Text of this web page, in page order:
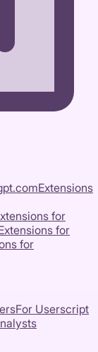
Extensions
for
for
for
For Userscript